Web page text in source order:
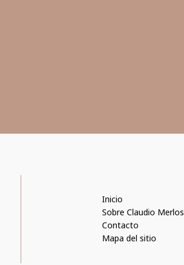
Inicio
Sobre Claudio Merlos
Contacto
Mapa del sitio